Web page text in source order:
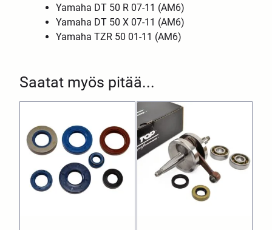
Saatat myös pitää...
Yamaha DT 50 R 07-11 (AM6)
Yamaha DT 50 X 07-11 (AM6)
Yamaha TZR 50 01-11 (AM6)